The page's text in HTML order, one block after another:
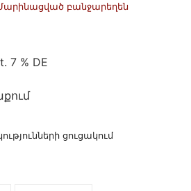
բանջարեղեն
7 % DE
ցուցակում